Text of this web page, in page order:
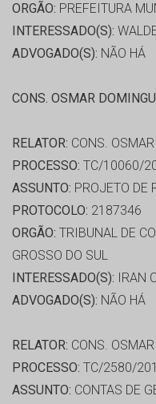
ORGÃO: PREFEITURA
INTERESSADO(S):
ADVOGADO(S): NÃO HÁ
CONS. OSMAR
RELATOR: CONS.
PROCESSO: TC/10060/
ASSUNTO: PROJETO DE
PROTOCOLO: 2187346
ORGÃO: TRIBUNAL DE
GROSSO DO SUL
INTERESSADO(S): IRAN
ADVOGADO(S): NÃO HÁ
RELATOR: CONS.
PROCESSO: TC/2580/
ASSUNTO: CONTAS DE